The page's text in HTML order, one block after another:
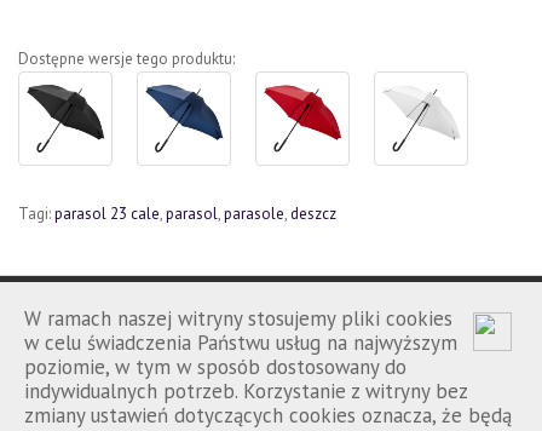
W ramach naszej witryny stosujemy pliki cookies
w celu świadczenia Państwu usług na najwyższym
poziomie, w tym w sposób dostosowany do
indywidualnych potrzeb. Korzystanie z witryny bez
zmiany ustawień dotyczących cookies oznacza, że będą
Dostępne wersje tego produktu:
Tagi:parasol 23 cale,parasol,parasole,deszcz
Porównanie | Kontakt | Regulamin